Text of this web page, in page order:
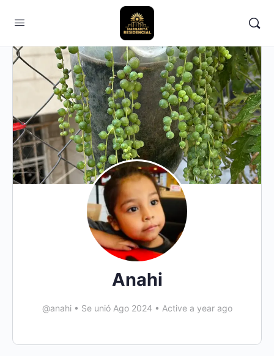
Anahi
@anahi • Se unió Ago 2024 • Active a year ago